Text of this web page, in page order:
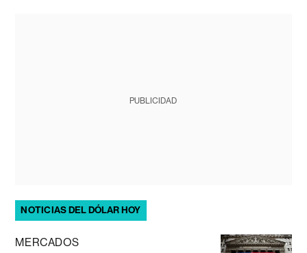
PUBLICIDAD
NOTICIAS DEL DÓLAR HOY
MERCADOS